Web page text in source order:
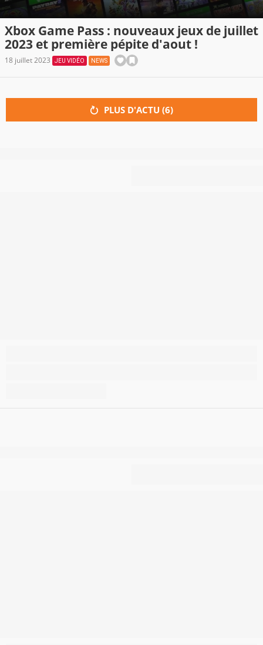
Xbox Game Pass : nouveaux jeux de juillet
2023 et première pépite d'aout !
18 juillet 2023 JEU VIDÉO NEWS
PLUS D'ACTU (6)